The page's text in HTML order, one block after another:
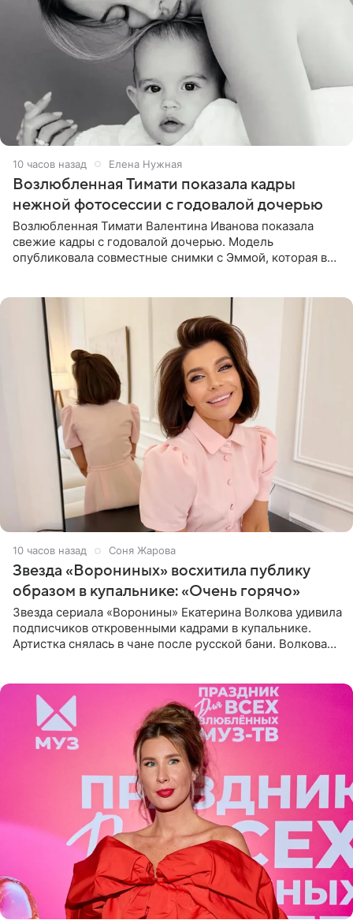
10 часов назад Елена Нужная
Возлюбленная Тимати показала кадры
нежной фотосессии с годовалой дочерью
Возлюбленная Тимати Валентина Иванова показала
свежие кадры с годовалой дочерью. Модель
опубликовала совместные снимки с Эммой, которая в
10 часов назад Соня Жарова
Звезда «Ворониных» восхитила публику
образом в купальнике: «Очень горячо»
Звезда сериала «Воронины» Екатерина Волкова удивила
подписчиков откровенными кадрами в купальнике.
Артистка снялась в чане после русской бани. Волкова